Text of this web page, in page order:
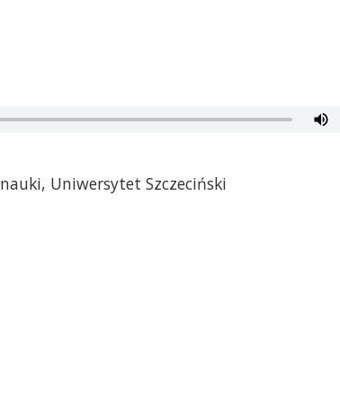
Uniwersytet Szczeciński